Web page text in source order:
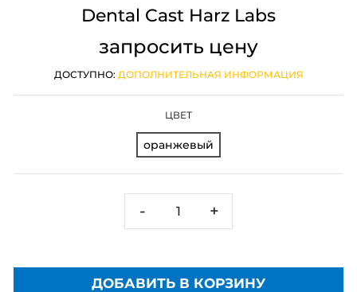
Dental Cast Harz Labs
запросить цену
ДОСТУПНО: ДОПОЛНИТЕЛЬНАЯ ИНФОРМАЦИЯ
ЦВЕТ
оранжевый
- +
ДОБАВИТЬ В КОРЗИНУ